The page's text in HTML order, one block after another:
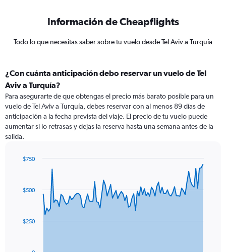
Información de Cheapflights
Todo lo que necesitas saber sobre tu vuelo desde Tel Aviv a Turquía
¿Con cuánta anticipación debo reservar un vuelo de Tel
Aviv a Turquía?
Para asegurarte de que obtengas el precio más barato posible para un
vuelo de Tel Aviv a Turquía, debes reservar con al menos 89 días de
anticipación a la fecha prevista del viaje. El precio de tu vuelo puede
aumentar si lo retrasas y dejas la reserva hasta una semana antes de la
salida.
data
The
$250
$500
$750